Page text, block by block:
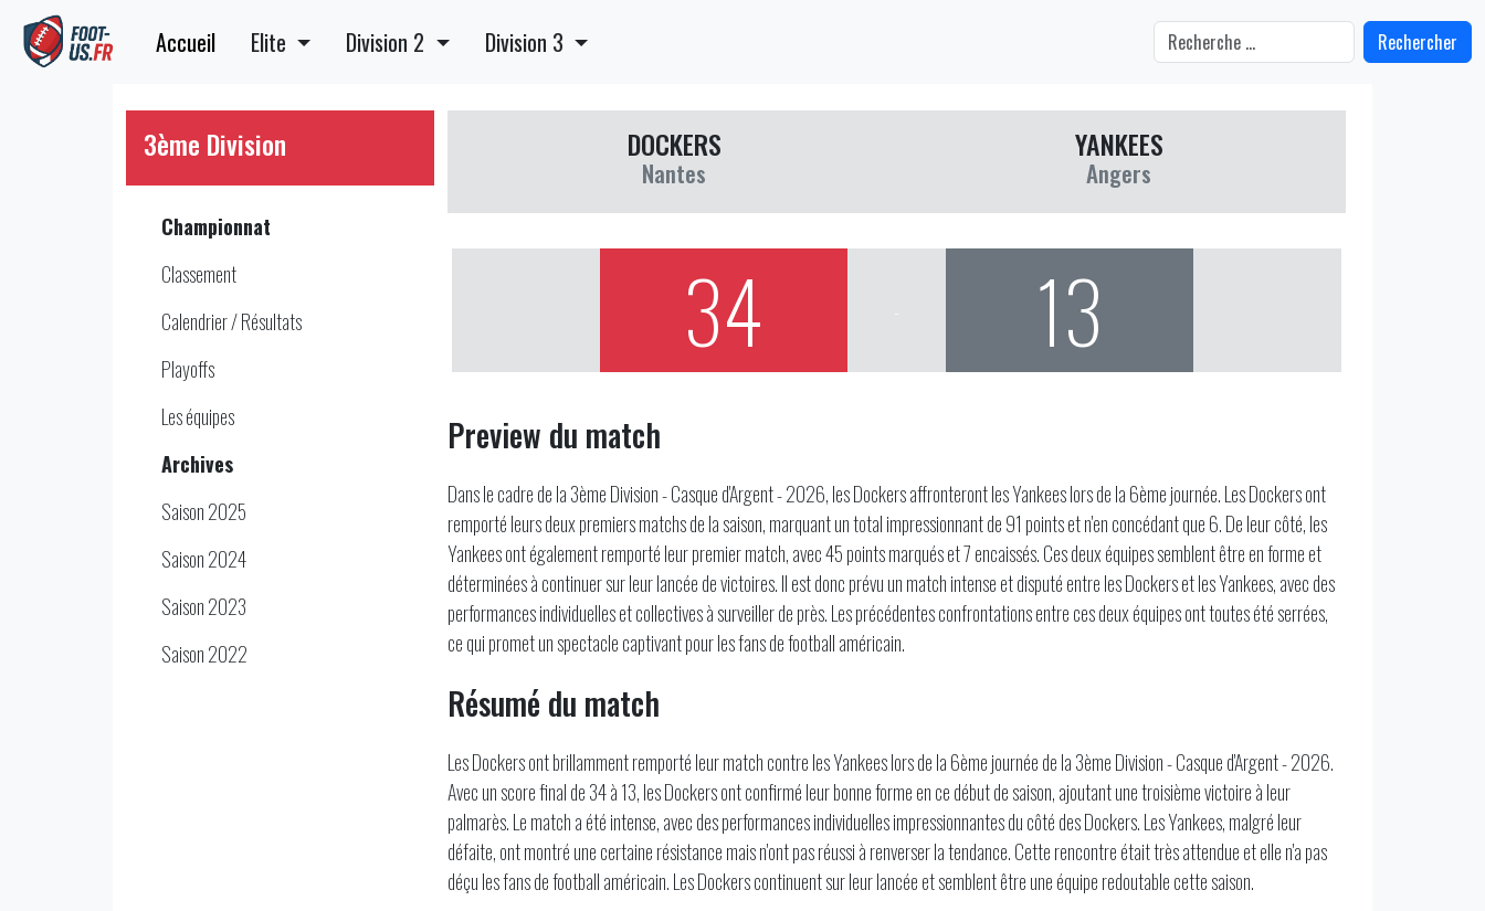
Accueil Elite Division 2 Division 3 Rechercher
3ème Division
Championnat
Classement
Calendrier / Résultats
Playoffs
Les équipes
Archives
Saison 2025
Saison 2024
Saison 2023
Saison 2022
DOCKERS
Nantes
YANKEES
Angers
34 13
Preview du match
Dans le cadre de la 3ème Division - Casque d'Argent - 2026, les Dockers affronteront les Yankees lors de la 6ème journée. Les Dockers ont
remporté leurs deux premiers matchs de la saison, marquant un total impressionnant de 91 points et n'en concédant que 6. De leur côté, les
Yankees ont également remporté leur premier match, avec 45 points marqués et 7 encaissés. Ces deux équipes semblent être en forme et
déterminées à continuer sur leur lancée de victoires. Il est donc prévu un match intense et disputé entre les Dockers et les Yankees, avec des
performances individuelles et collectives à surveiller de près. Les précédentes confrontations entre ces deux équipes ont toutes été serrées,
ce qui promet un spectacle captivant pour les fans de football américain.
Résumé du match
Les Dockers ont brillamment remporté leur match contre les Yankees lors de la 6ème journée de la 3ème Division - Casque d'Argent - 2026.
Avec un score final de 34 à 13, les Dockers ont confirmé leur bonne forme en ce début de saison, ajoutant une troisième victoire à leur
palmarès. Le match a été intense, avec des performances individuelles impressionnantes du côté des Dockers. Les Yankees, malgré leur
défaite, ont montré une certaine résistance mais n'ont pas réussi à renverser la tendance. Cette rencontre était très attendue et elle n'a pas
déçu les fans de football américain. Les Dockers continuent sur leur lancée et semblent être une équipe redoutable cette saison.